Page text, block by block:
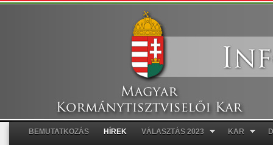
Főmenü
BEMUTATKOZÁS HÍREK VÁLASZTÁS 2023 KAR